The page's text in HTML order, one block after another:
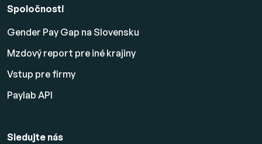
Spoločnosti
Gender Pay Gap na Slovensku
Mzdový report pre iné krajiny
Vstup pre firmy
Paylab API
Sledujte nás